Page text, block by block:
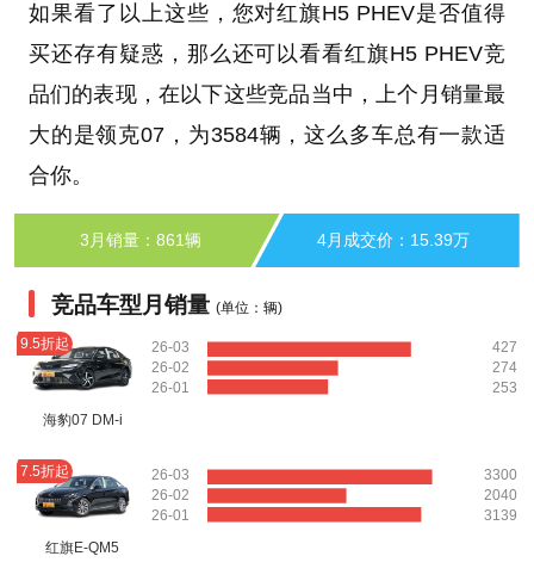
如果看了以上这些，您对红旗H5 PHEV是否值得
买还存有疑惑，那么还可以看看红旗H5 PHEV竞
品们的表现，在以下这些竞品当中，上个月销量最
大的是领克07，为3584辆，这么多车总有一款适
合你。
3月销量：861辆 4月成交价：15.39万
竞品车型月销量 (单位：辆)
9.5折起
海豹07 DM-i
26-03
26-02
26-01
427
274
253
7.5折起
红旗E-QM5
26-03
26-02
26-01
3300
2040
3139